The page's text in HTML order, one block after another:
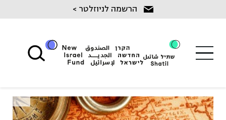
content
הרשמה לניוזלטר >